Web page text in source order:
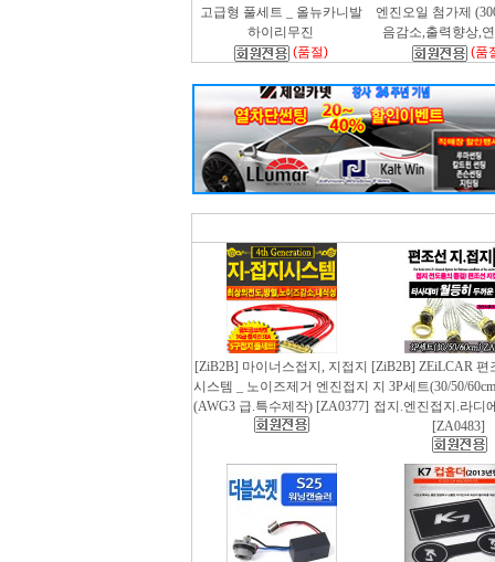
고급형 풀세트 _ 올뉴카니발
하이리무진
(품절)
엔진오일 첨가제
음감소,출력향상,
(품
[ZiB2B] 마이너스접지, 지접지
시스템 _ 노이즈제거 엔진접지
(AWG3 급.특수제작) [ZA0377]
[ZiB2B] ZEiLCAR 편
지 3P세트(30/50/
접지.엔진접지.라디
[ZA0483]